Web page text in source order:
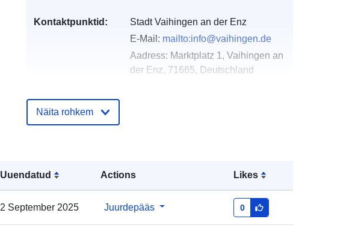
Uuendatud Actions Likes
2 September 2025 Juurdepääs 0
Kontaktpunktid:
Stadt Vaihingen an der Enz
E-Mail: mailto:info@vaihingen.de
Aadress: Marktplatz 1, Vaihingen an
der Enz, 71665, Deutschland
Kataloogi kirje:
ulatus:
48.9504359 ], [ 8.9693066,
48.9504359 ], [ 8.9693066,
Näita rohkem